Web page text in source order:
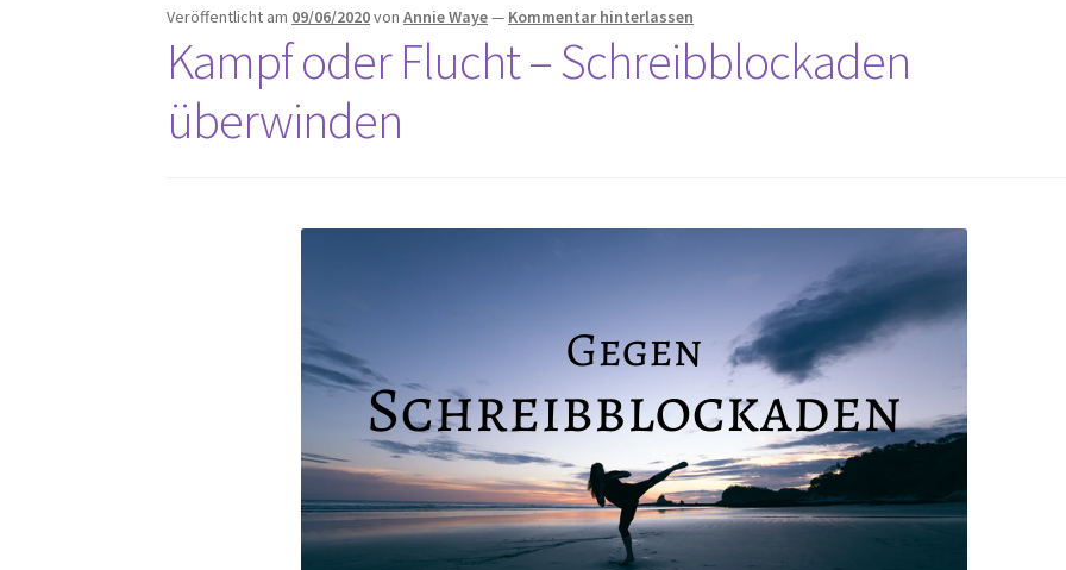
in
weniger
Zeit
Veröffentlicht am 09/06/2020vonAnnie Waye— Kommentar hinterlassen
Kampf oder Flucht – Schreibblockaden
überwinden